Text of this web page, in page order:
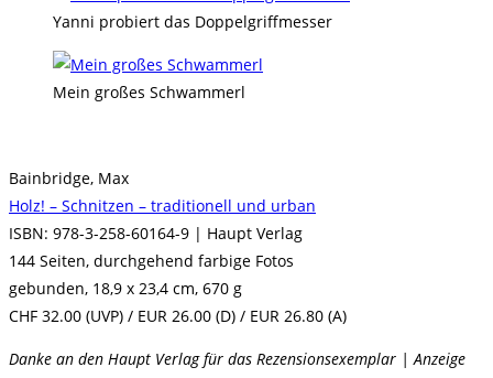
Yanni probiert das Doppelgriffmesser
Mein großes Schwammerl
Bainbridge, Max
Holz! – Schnitzen – traditionell und urban
ISBN: 978-3-258-60164-9 | Haupt Verlag
144 Seiten, durchgehend farbige Fotos
gebunden, 18,9 x 23,4 cm, 670 g
CHF 32.00 (UVP) / EUR 26.00 (D) / EUR 26.80 (A)
Danke an den Haupt Verlag für das Rezensionsexemplar | Anzeige